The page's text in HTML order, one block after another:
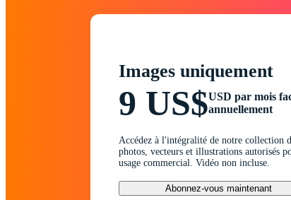
Images uniquement
9 US$USD par mois
annuellement
Accédez à l'intégralité de notre collection
photos, vecteurs et illustrations autorisés
usage commercial. Vidéo non incluse.
Abonnez-vous maintenant